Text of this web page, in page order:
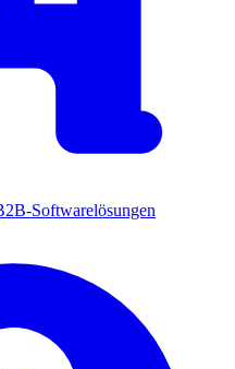
Softwarelösungen